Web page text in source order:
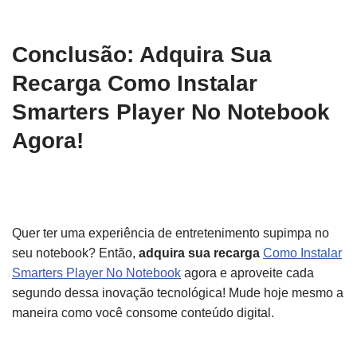
Conclusão: Adquira Sua
Recarga Como Instalar
Smarters Player No Notebook
Agora!
Quer ter uma experiência de entretenimento supimpa no
seu notebook? Então, adquira sua recarga Como Instalar
Smarters Player No Notebook agora e aproveite cada
segundo dessa inovação tecnológica! Mude hoje mesmo a
maneira como você consome conteúdo digital.